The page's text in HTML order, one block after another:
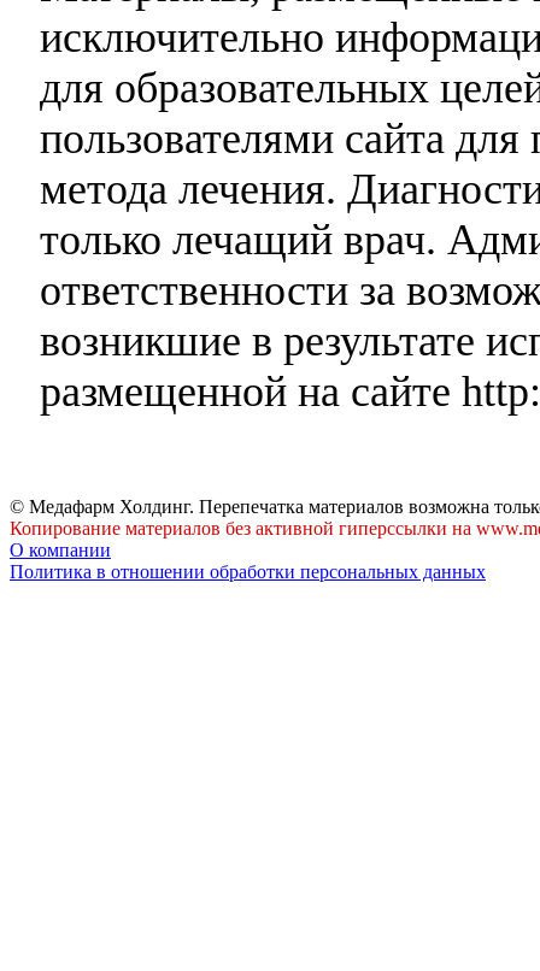
исключительно
для образовательных
пользователями сайта
метода лечения.
только лечащий врач.
ответственности за
возникшие в результате
размещенной на сайте
© Медафарм Холдинг. Перепечатка материалов возможна
Копирование материалов без активной гиперссылки на
О компании
Политика в отношении обработки персональных данных